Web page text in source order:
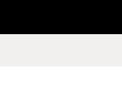
contenido